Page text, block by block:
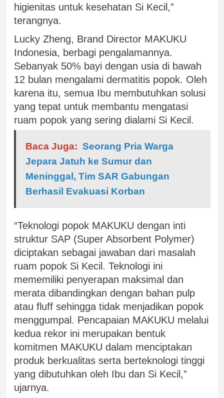
higienitas untuk kesehatan Si Kecil,”
terangnya.
Lucky Zheng, Brand Director MAKUKU
Indonesia, berbagi pengalamannya.
Sebanyak 50% bayi dengan usia di bawah
12 bulan mengalami dermatitis popok. Oleh
karena itu, semua Ibu membutuhkan solusi
yang tepat untuk membantu mengatasi
ruam popok yang sering dialami Si Kecil.
Baca Juga: Seorang Pria Warga
Jepara Jatuh ke Sumur dan
Meninggal, Tim SAR Gabungan
Berhasil Evakuasi Korban
“Teknologi popok MAKUKU dengan inti
struktur SAP (Super Absorbent Polymer)
diciptakan sebagai jawaban dari masalah
ruam popok Si Kecil. Teknologi ini
mememiliki penyerapan maksimal dan
merata dibandingkan dengan bahan pulp
atau fluff sehingga tidak menjadikan popok
menggumpal. Pencapaian MAKUKU melalui
kedua rekor ini merupakan bentuk
komitmen MAKUKU dalam menciptakan
produk berkualitas serta berteknologi tinggi
yang dibutuhkan oleh Ibu dan Si Kecil,”
ujarnya.